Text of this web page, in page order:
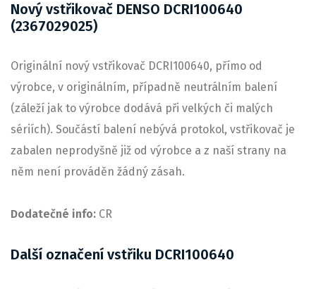
Nový vstřikovač DENSO DCRI100640
(2367029025)
Originální nový vstřikovač DCRI100640, přímo od
výrobce, v originálním, případně neutrálním balení
(záleží jak to výrobce dodává při velkých či malých
sériích). Součástí balení nebývá protokol, vstřikovač je
zabalen neprodyšně již od výrobce a z naší strany na
něm není prováděn žádný zásah.
Dodatečné info: CR
Další označení vstřiku DCRI100640